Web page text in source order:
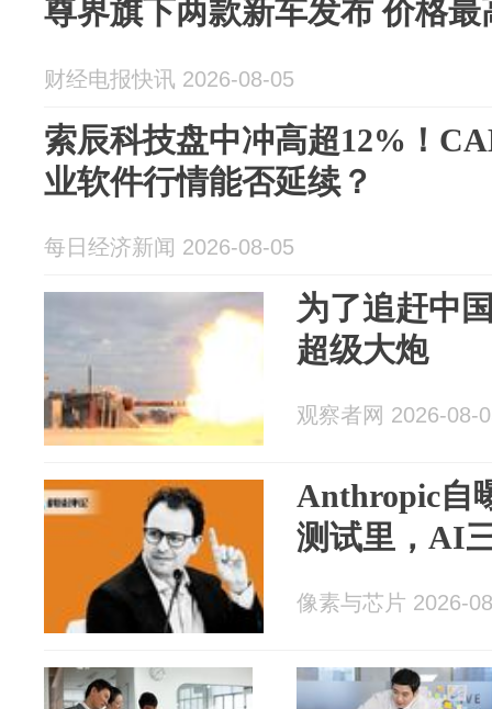
尊界旗下两款新车发布 价格最
财经电报快讯 2026-08-05
索辰科技盘中冲高超12%！
业软件行情能否延续？
每日经济新闻 2026-08-05
为了追赶中
超级大炮
观察者网 2026-08-
Anthropic自
测试里，AI
像素与芯片 2026-